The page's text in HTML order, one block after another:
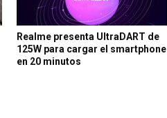
Realme presenta UltraDART de
125W para cargar el smartphone
en 20 minutos